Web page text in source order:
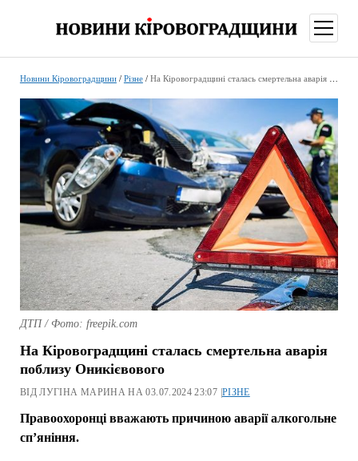
меню
Новини Кіровоградщини/ Різне/ На Кіровоградщині сталась смертельна аварія поблизу Оникієвового
ДТП / Фото: freepik.com
На Кіровоградщині сталась смертельна аварія
поблизу Оникієвового
ВІД ЛУГІНА МАРИНА НА 03.07.2024 23:07 | РІЗНЕ
Правоохоронці вважають причиною аварії алкогольне
сп’яніння.